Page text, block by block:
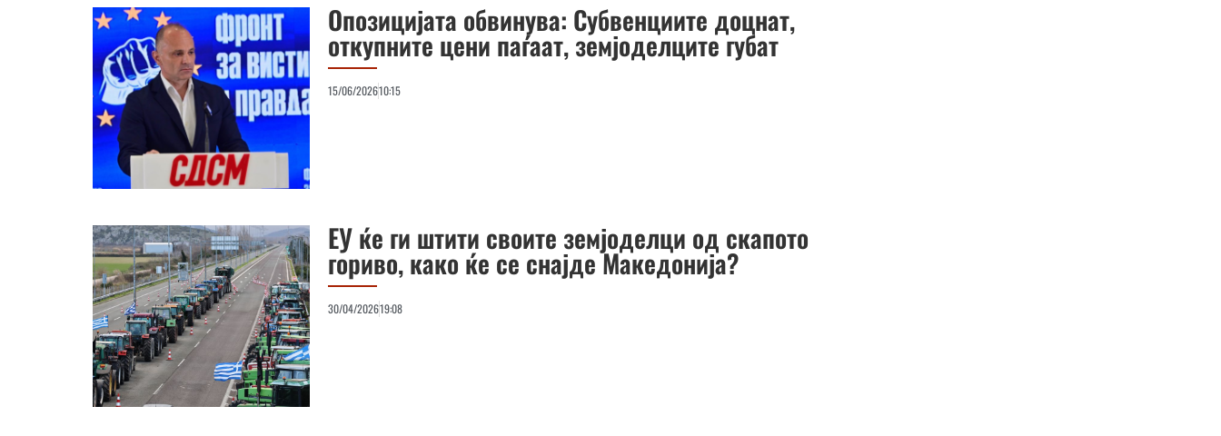
Опозицијата обвинува: Субвенциите доцнат,
откупните цени паѓаат, земјоделците губат
15/06/202610:15
ЕУ ќе ги штити своите земјоделци од скапото
гориво, како ќе се снајде Македонија?
30/04/202619:08